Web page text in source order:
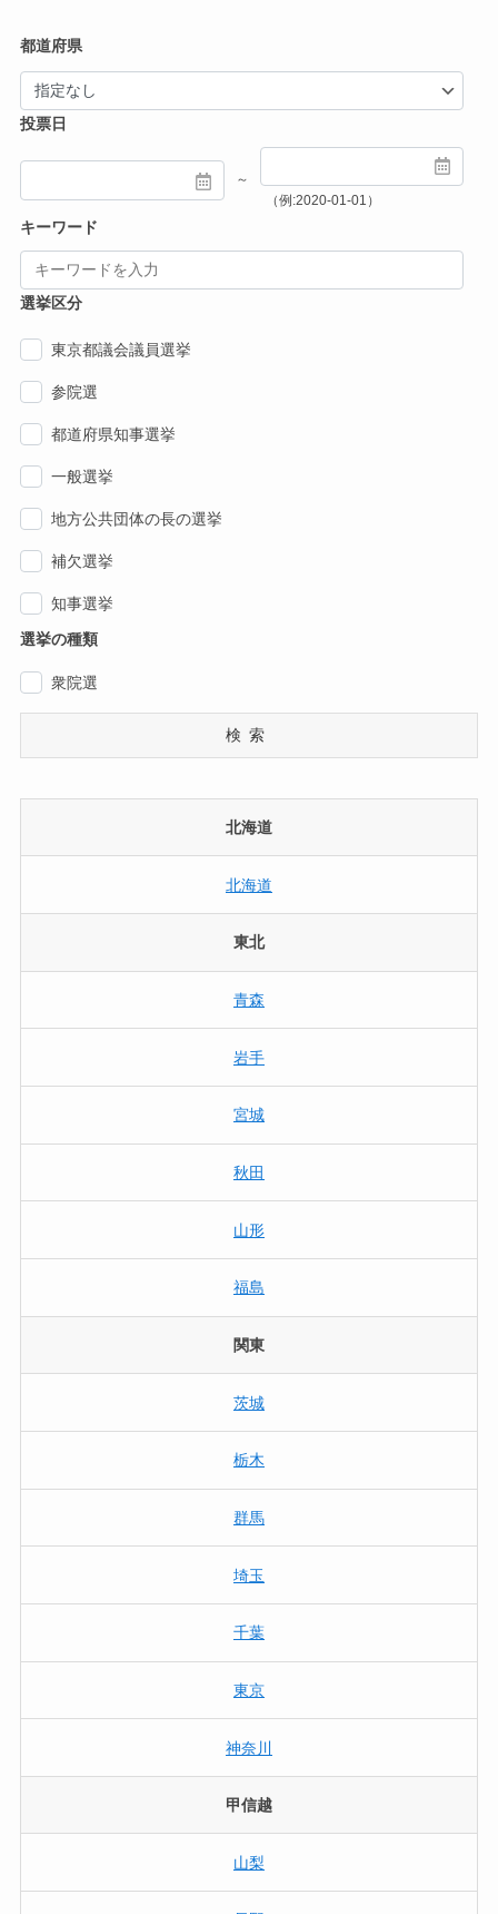
都道府県
投票日
～
（例:2020-01-01）
キーワード
選挙区分
東京都議会議員選挙
参院選
都道府県知事選挙
一般選挙
地方公共団体の長の選挙
補欠選挙
知事選挙
選挙の種類
衆院選
検索
北海道
北海道
東北
青森
岩手
宮城
秋田
山形
福島
関東
茨城
栃木
群馬
埼玉
千葉
東京
神奈川
甲信越
山梨